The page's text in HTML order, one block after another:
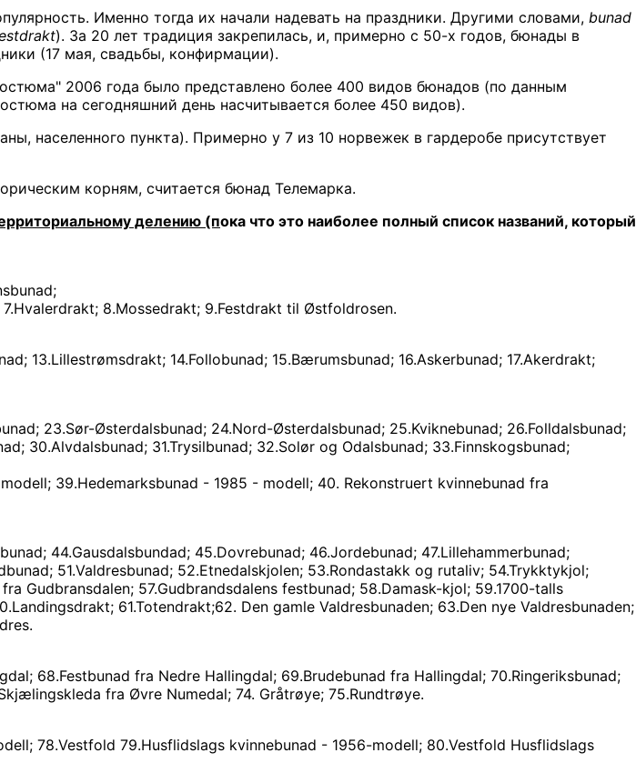
Именно тогда их начали надевать на праздники. Другими словами, bunad
). За 20 лет традиция закрепилась, и, примерно с 50-х годов, бюнады в
(17 мая, свадьбы, конфирмации).
2006 года было представлено более 400 видов бюнадов (по данным
на сегодняшний день насчитывается более 450 видов).
населенного пункта). Примерно у 7 из 10 норвежек в гардеробе присутствует
корням, считается бюнад Телемарка.
делению (пока что это наиболее полный список названий, который
8.Mossedrakt; 9.Festdrakt til Østfoldrosen.
13.Lillestrømsdrakt; 14.Follobunad; 15.Bærumsbunad; 16.Askerbunad; 17.Akerdrakt;
23.Sør-Østerdalsbunad; 24.Nord-Østerdalsbunad; 25.Kviknebunad; 26.Folldalsbunad;
30.Alvdalsbunad; 31.Trysilbunad; 32.Solør og Odalsbunad; 33.Finnskogsbunad;
39.Hedemarksbunad - 1985 - modell; 40. Rekonstruert kvinnebunad fra
44.Gausdalsbundad; 45.Dovrebunad; 46.Jordebunad; 47.Lillehammerbunad;
51.Valdresbunad; 52.Etnedalskjolen; 53.Rondastakk og rutaliv; 54.Trykktykjol;
Gudbransdalen; 57.Gudbrandsdalens festbunad; 58.Damask-kjol; 59.1700-talls
61.Totendrakt;62. Den gamle Valdresbunaden; 63.Den nye Valdresbunaden;
68.Festbunad fra Nedre Hallingdal; 69.Brudebunad fra Hallingdal; 70.Ringeriksbunad;
fra Øvre Numedal; 74. Gråtrøye; 75.Rundtrøye.
78.Vestfold 79.Husflidslags kvinnebunad - 1956-modell; 80.Vestfold Husflidslags